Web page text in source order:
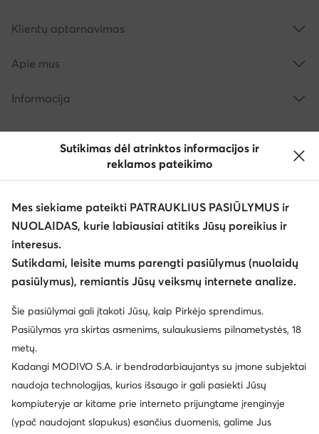
Klientų aptarnavimas
Apie mus
Informacija
© eavalyne.lt 2026
Taisyklės
Pakeisti nustatymus
Privatumo politika
Duomenų apsauga
Sutikimas dėl atrinktos informacijos ir
reklamos pateikimo
Mes siekiame pateikti PATRAUKLIUS PASIŪLYMUS ir
NUOLAIDAS, kurie labiausiai atitiks Jūsų poreikius ir
interesus.
Sutikdami, leisite mums parengti pasiūlymus (nuolaidų
pasiūlymus), remiantis Jūsų veiksmų internete analize.
Šie pasiūlymai gali įtakoti Jūsų, kaip Pirkėjo sprendimus.
Pasiūlymas yra skirtas asmenims, sulaukusiems pilnametystės, 18
metų.
Kadangi MODIVO S.A. ir bendradarbiaujantys su įmone subjektai
naudoja technologijas, kurios išsaugo ir gali pasiekti Jūsų
kompiuteryje ar kitame prie interneto prijungtame įrenginyje
(ypač naudojant slapukus) esančius duomenis, galime Jus